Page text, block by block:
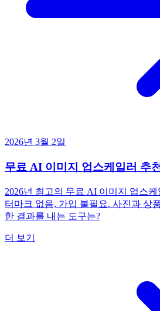
2026년 3월 2일
무료 AI 이미지 업스케일러 추
2026년 최고의 무료 AI 이미지 업스
터마크 없음, 가입 불필요. 사진과 상
한 결과를 내는 도구는?
더 보기